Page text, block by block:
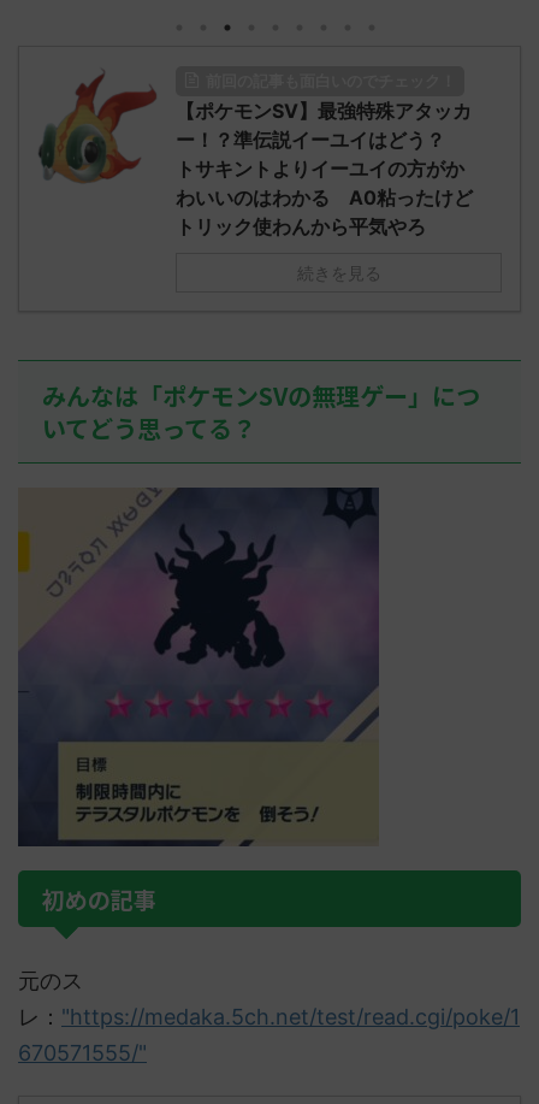
リージョ
ただダグト
れたウミト
0702
た！ (ﾜｯﾁ
2023/06/28(水)
01:07:00.69ID:oUI00NrJ0 エクスレ
ッグヘルムかっこいいから助かる 名
無しさん0971 0971 名無しさん、君に
決めた！ (ﾜｯﾁｮｲW b524-NwUu)
2023/06/28(水 ...
2023/06/
たラウドボ
しさん0624
【ポケモンSV】最強特殊アタッカ
ー！？準伝説イーユイはどう？
トサキントよりイーユイの方がか
わいいのはわかる A0粘ったけど
トリック使わんから平気やろ
続きを見る
みんなは「ポケモンSVの無理ゲー」につ
いてどう思ってる？
初めの記事
元のス
レ： "https://medaka.5ch.net/test/read.cgi/poke/1
670571555/"